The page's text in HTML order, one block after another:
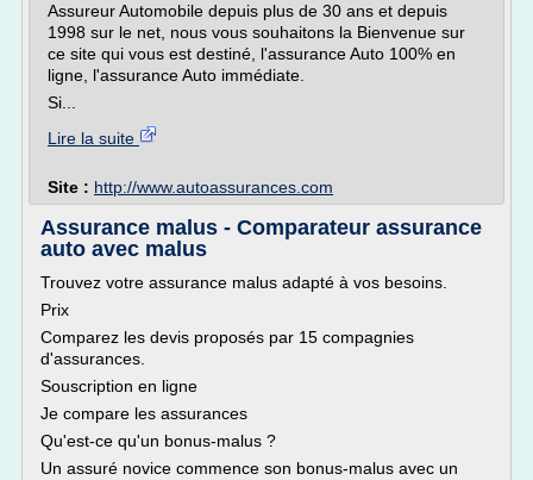
Assureur Automobile depuis plus de 30 ans et depuis
1998 sur le net, nous vous souhaitons la Bienvenue sur
ce site qui vous est destiné, l'assurance Auto 100% en
ligne, l'assurance Auto immédiate.
Si...
Lire la suite
Site : http://www.autoassurances.com
Assurance malus - Comparateur assurance
auto avec malus
Trouvez votre assurance malus adapté à vos besoins.
Prix
Comparez les devis proposés par 15 compagnies
d'assurances.
Souscription en ligne
Je compare les assurances
Qu'est-ce qu'un bonus-malus ?
Un assuré novice commence son bonus-malus avec un